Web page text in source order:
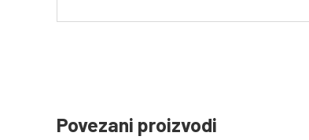
Povezani proizvodi